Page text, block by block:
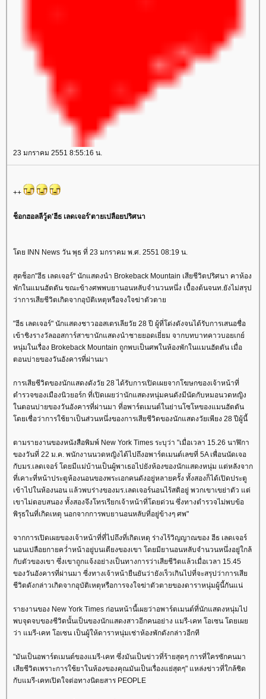
23 มกราคม 2551 8:55:16 น.
++
ช็อกฮอลลีวู้ด'ฮีธ เลดเจอร์'ตายเปลือยปริศนา
ดย INN News วัน พุธ ที่ 23 มกราคม พ.ศ. 2551 08:19 น.
สุดช็อก"ฮีธ เลดเจอร์" นักแสดงนำ Brokeback Mountain เสียชีวิตปริศนา คาห้อง
พักในแมนฮัตตัน ขณะข้างศพพบยานอนหลับจำนวนหนึ่ง เบื้องต้นจนท.ยังไม่สรุป
ว่าการเสียชีวิตเกิดจากอุบัติเหตุหรือจงใจฆ่าตัวตา
"ฮีธ เลดเจอร์" นักแสดงชาวออสเตรเลียวัย 28 ปี ผู้ที่โด่งดังจนได้รับการเสนอชื่อ
เข้าชิงรางวัลออสการ์สาขานักแสดงนำชายยอดเยี่ยม จากบทบาทคาวบอยเกย์
หนุ่มในเรื่อง Brokeback Mountain ถูกพบเป็นศพในห้องพักในแมนฮัตตัน เมื่อ
ตอนบ่ายของวันอังคารที่ผ่านมา
การเสียชีวิตของนักแสดงดังวัย 28 ได้รับการเปิดเผยจากโฆษกของเจ้าหน้าที่
ตำรวจของเมืองนิวยอร์ก ที่เปิดเผยว่านักแสดงหนุ่มคนดังมีนัดกับหมอนวดหญิง
นตอนบ่ายของวันอังคารที่ผ่านมา ที่อพาร์ตเมนต์ในย่านโซโหของแมนฮัตตัน
ดยเชื่อว่าการใช้ยาเป็นส่วนหนึ่งของการเสียชีวิตของนักแสดงวัยเพียง 28 ปีผู้นี้
ตามรายงานของหนังสือพิมพ์ New York Times ระบุว่า "เมื่อเวลา 15.26 นาฬิกา
ของวันที่ 22 ม.ค. พนักงานนวดหญิงได้ไปถึงอพาร์ตเมนต์เลขที่ 5A เพื่อนนัดเจอ
กับมร.เลดเจอร์ โดยมีแม่บ้านเป็นผู้พาเธอไปยังห้องของนักแสดงหนุ่ม แต่หลังจาก
ที่เคาะที่หน้าประตูห้องนอนของพระเอกคนดังอยู่หลายครั้ง ทั้งสองก็ได้เปิดประตู
เข้าไปในห้องนอน แล้วพบร่างของมร.เลดเจอร์นอนไร้สติอยู่ พวกเขาเขย่าตัว แต่
เขาไม่ตอบสนอง ทั้งสองจึงโทรเรียกเจ้าหน้าที่โดยด่วน ซึ่งทางตำรวจไม่พบข้อ
พิรุธในที่เกิดเหตุ นอกจากการพบยานอนหลับที่อยู่ข้างๆ ศพ"
จากการเปิดเผยของเจ้าหน้าที่ที่ไปถึงที่เกิดเหตุ ร่างไร้วิญญาณของ ฮีธ เลดเจอร์
นอนเปลือยกายคว่ำหน้าอยู่บนเตียงของเขา โดยมียานอนหลับจำนวนหนึ่งอยู่ใกล้
กับตัวของเขา ซึ่งเขาถูกแจ้งอย่างเป็นทางการว่าเสียชีวิตแล้วเมื่อเวลา 15.45
ของวันอังคารที่ผ่านมา ซี่งทางเจ้าหน้ายืนยันว่ายังเร็วเกินไปที่จะสรุปว่าการเสี
ชีวิตดังกล่าวเกิดจากอุบัติเหตุหรือการจงใจฆ่าตัวตายของดาราหนุ่มผู้นี้กันแน่
รายงานของ New York Times ก่อนหน้านี้เผยว่าอพาร์ตเมนต์ที่นักแสดงหนุ่มไป
พบจุดจบของชีวิตนั้นเป็นของนักแสดงสาวอีกคนอย่าง แมรี-เคท โอเซน โดยเผ
ว่า แมรี-เคท โอเซน เป็นผู้ให้ดาราหนุ่มเช่าห้องพักดังกล่าวอีกที
"มันเป็นอพาร์ตเมนต์ของแมรี-เคท ซึ่งมันเป็นข่าวที่ร้ายสุดๆ การที่ใครซักคนมา
เสียชีวิตเพราะการใช้ยาในห้องของคุณมันเป็นเรื่องแย่สุดๆ" แหล่งข่าวที่ใกล้ชิด
กับแมรี-เคทเปิดใจต่อทางนิตยสาร PEOPLE